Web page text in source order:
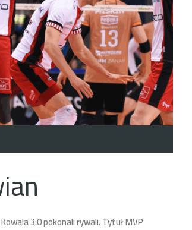
3:0 pokonali rywali. Tytuł MVP